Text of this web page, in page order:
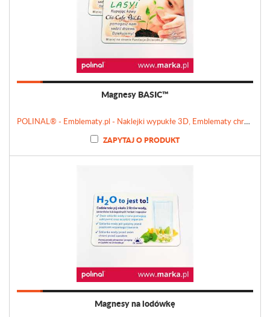
Magnesy BASIC™
POLINAL® - Emblematy.pl - Naklejki wypukłe 3D, Emblematy chromowane, Tabliczki, Etykiety
ZAPYTAJ O PRODUKT
Magnesy na lodówkę